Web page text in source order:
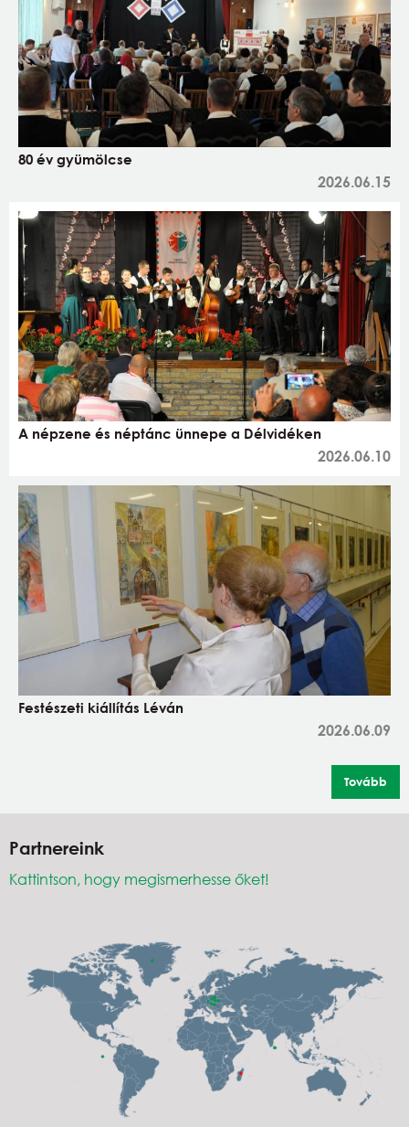
80 év gyümölcse
2026.06.15
A népzene és néptánc ünnepe a Délvidéken
2026.06.10
Festészeti kiállítás Léván
2026.06.09
Tovább
Partnereink
Kattintson, hogy megismerhesse őket!